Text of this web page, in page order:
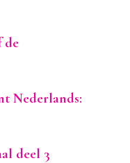
de
Nederlands:
deel 3